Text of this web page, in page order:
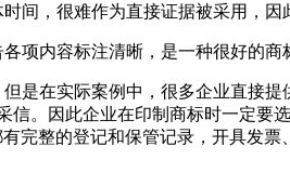
间，很难作为直接证据被采用，因
项内容标注清晰，是一种很好的商
是在实际案例中，很多企业直接
。因此企业在印制商标时一定要
完整的登记和保管记录，开具发票